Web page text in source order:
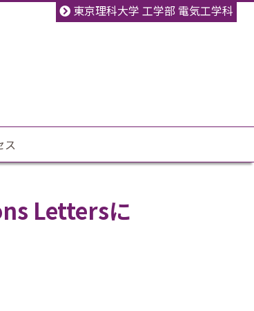
東京理科大学 工学部 電気工学科
ス
Lettersに